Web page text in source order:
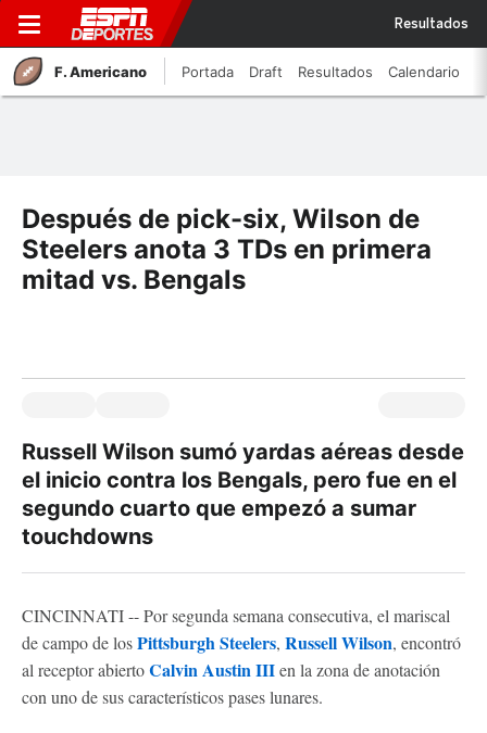
Resultados
F. Americano Portada Draft Resultados Calendario
Después de pick-six, Wilson de
Steelers anota 3 TDs en primera
mitad vs. Bengals
Russell Wilson sumó yardas aéreas desde
el inicio contra los Bengals, pero fue en el
segundo cuarto que empezó a sumar
touchdowns
CINCINNATI -- Por segunda semana consecutiva, el mariscal
de campo de losPittsburgh Steelers, Russell Wilson, encontró
al receptor abiertoCalvin Austin IIIen la zona de anotación
con uno de sus característicos pases lunares.